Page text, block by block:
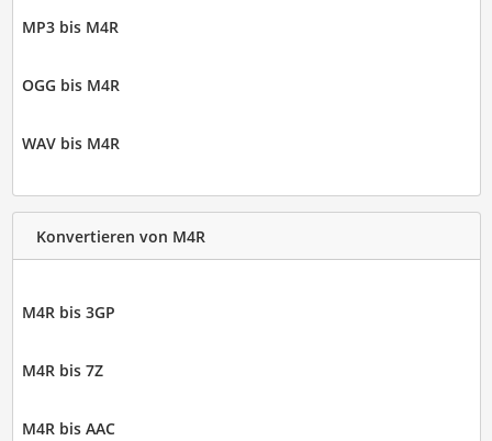
MP3 bis M4R
OGG bis M4R
WAV bis M4R
Konvertieren von M4R
M4R bis 3GP
M4R bis 7Z
M4R bis AAC